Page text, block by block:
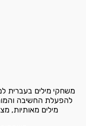
משחקי מילים בעברית
להפעלת החשיבה
מילים מאותיות,